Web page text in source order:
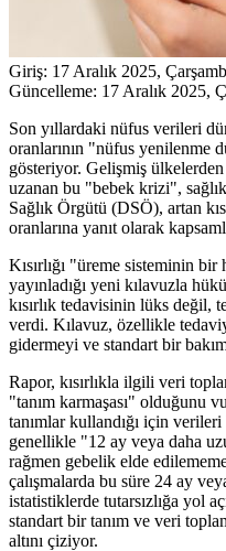
Giriş: 17 Aralık 2025,
Güncelleme: 17 Aralık 2025,
Son yıllardaki nüfus verileri
oranlarının "nüfus yenilenme
gösteriyor. Gelişmiş
uzanan bu "bebek krizi",
Sağlık Örgütü (DSÖ), artan
oranlarına yanıt olarak
Kısırlığı "üreme sisteminin
yayınladığı yeni kılavuzla
kısırlık tedavisinin lüks değil,
verdi. Kılavuz, özellikle
gidermeyi ve standart bir
Rapor, kısırlıkla ilgili veri
"tanım karmaşası" olduğunu
tanımlar kullandığı için verileri
genellikle "12 ay veya daha
rağmen gebelik elde
çalışmalarda bu süre 24 ay
istatistiklerde tutarsızlığa yol
standart bir tanım ve veri
altını çiziyor.